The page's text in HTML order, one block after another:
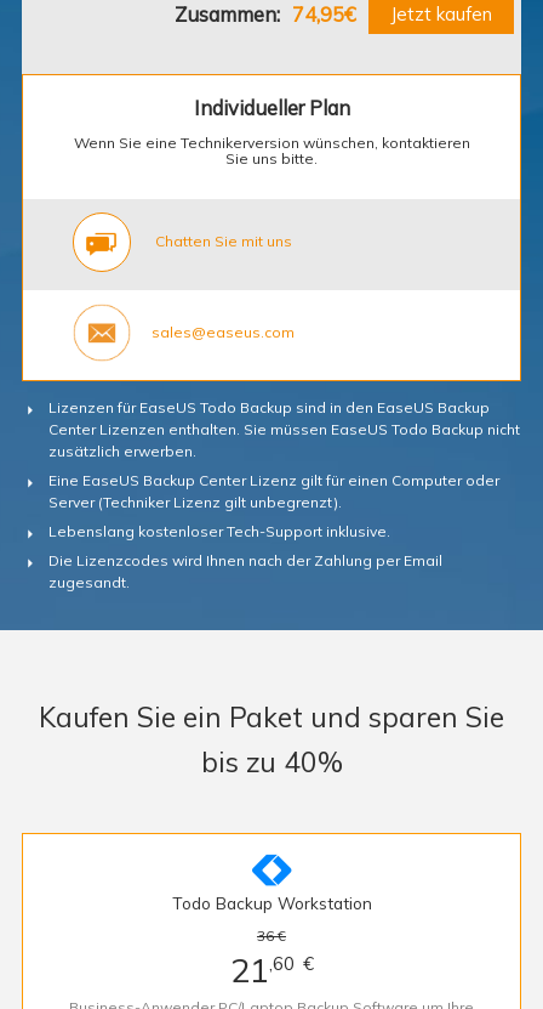
Zusammen: 74,95€ Jetzt kaufen
Individueller Plan
Wenn Sie eine Technikerversion wünschen, kontaktieren
Sie uns bitte.
Chatten Sie mit uns
sales@easeus.com
Lizenzen für EaseUS Todo Backup sind in den EaseUS Backup
Center Lizenzen enthalten. Sie müssen EaseUS Todo Backup nicht
zusätzlich erwerben.
Eine EaseUS Backup Center Lizenz gilt für einen Computer oder
Server (Techniker Lizenz gilt unbegrenzt).
Lebenslang kostenloser Tech-Support inklusive.
Die Lizenzcodes wird Ihnen nach der Zahlung per Email
zugesandt.
Kaufen Sie ein Paket und sparen Sie
bis zu 40%

Todo Backup Workstation
36 €
21,60 €